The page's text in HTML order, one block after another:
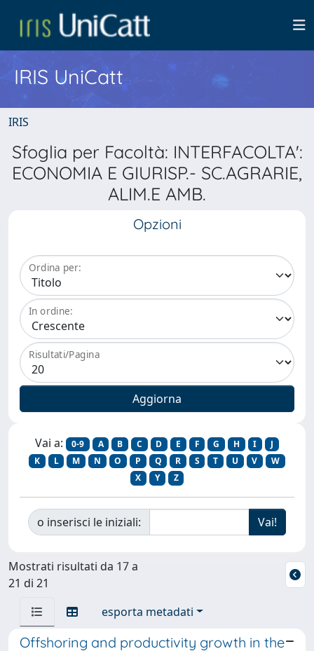
IRIS UniCatt
IRIS
Sfoglia per Facoltà: INTERFACOLTA':
ECONOMIA E GIURISP.- SC.AGRARIE,
ALIM.E AMB.
Opzioni
Ordina per:
In ordine:
Risultati/Pagina
Vai a: 0-9 A B C D E F G H I
J
K
L M N O P Q R S T U V
W
X
Y Z
o inserisci le iniziali:
Mostrati risultati da 17 a
21 di 21
esporta metadati
Offshoring and productivity growth in the